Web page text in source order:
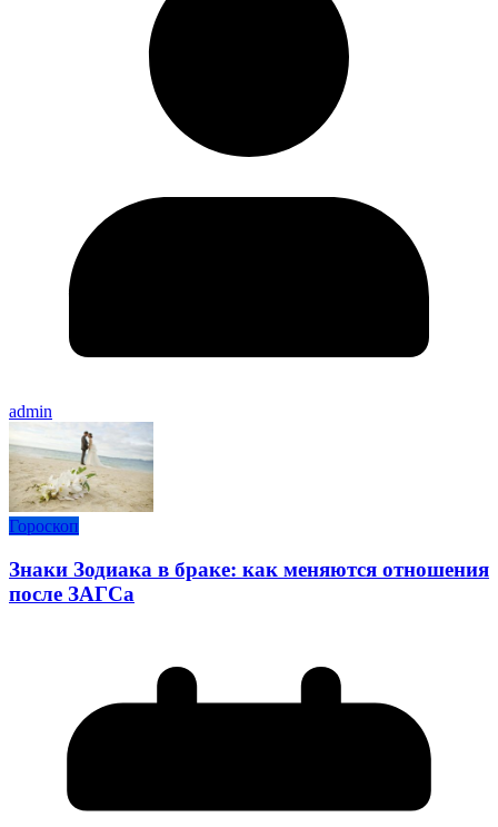
admin
Гороскоп
Знаки Зодиака в браке: как меняются отношения
после ЗАГСа